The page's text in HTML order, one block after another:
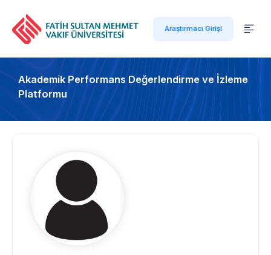
Araştırmacı Girişi
Akademik Performans Değerlendirme ve İzleme
Platformu